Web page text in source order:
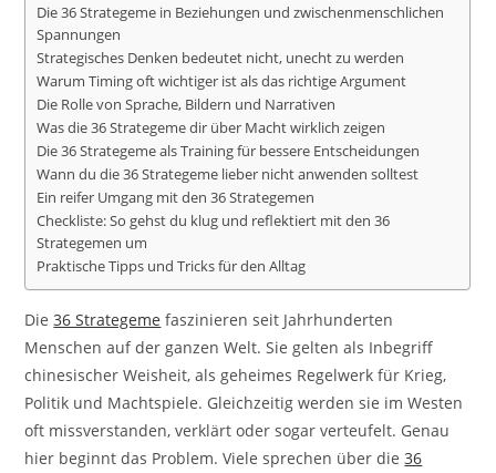
Die 36 Strategeme in Beziehungen und zwischenmenschlichen
Spannungen
Strategisches Denken bedeutet nicht, unecht zu werden
Warum Timing oft wichtiger ist als das richtige Argument
Die Rolle von Sprache, Bildern und Narrativen
Was die 36 Strategeme dir über Macht wirklich zeigen
Die 36 Strategeme als Training für bessere Entscheidungen
Wann du die 36 Strategeme lieber nicht anwenden solltest
Ein reifer Umgang mit den 36 Strategemen
Checkliste: So gehst du klug und reflektiert mit den 36
Strategemen um
Praktische Tipps und Tricks für den Alltag
Die36 Strategeme faszinieren seit Jahrhunderten
Menschen auf der ganzen Welt. Sie gelten als Inbegriff
chinesischer Weisheit, als geheimes Regelwerk für Krieg,
Politik und Machtspiele. Gleichzeitig werden sie im Westen
oft missverstanden, verklärt oder sogar verteufelt. Genau
hier beginnt das Problem. Viele sprechen über die36